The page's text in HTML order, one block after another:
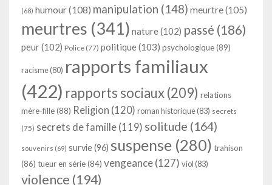
(68) humour(108) manipulation (148) meurtre(105)
meurtres (341) nature(102) passé (186)
peur(102) Police (77) politique(103) psychologique(89)
racisme (80) rapports familiaux
(422) rapports sociaux(209) relations
mère-fille(88) Religion (120) roman historique(83) secrets
(75) secrets de famille (119) solitude (164)
souvenirs (69) survie(96) suspense (280) trahison
(86) tueur en série(84) vengeance(127) viol (83)
violence (194)